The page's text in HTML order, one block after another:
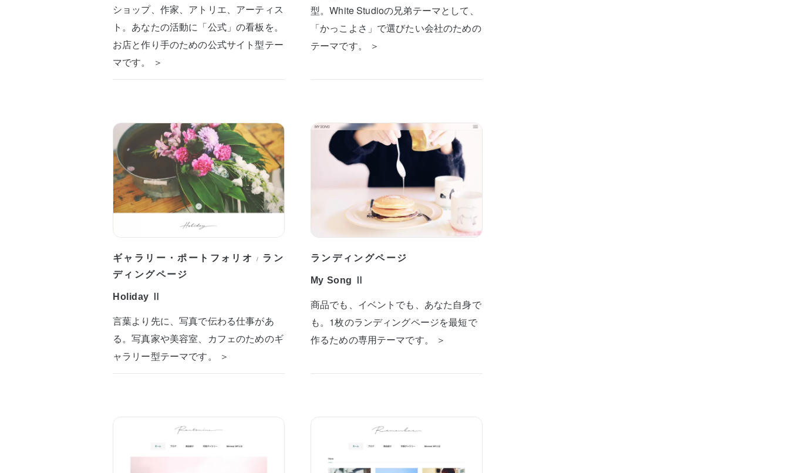
ショップ、作家、アトリエ、アーティス
ト。あなたの活動に「公式」の看板を。
お店と作り手のための公式サイト型テー
マです。 ＞
型。White Studioの兄弟テーマとして、
「かっこよさ」で選びたい会社のための
テーマです。 ＞
ギャラリー・ポートフォリオ / ラン
ディングページ
Holiday Ⅱ
言葉より先に、写真で伝わる仕事があ
る。写真家や美容室、カフェのためのギ
ャラリー型テーマです。 ＞
ランディングページ
My Song Ⅱ
商品でも、イベントでも、あなた自身で
も。1枚のランディングページを最短で
作るための専用テーマです。 ＞